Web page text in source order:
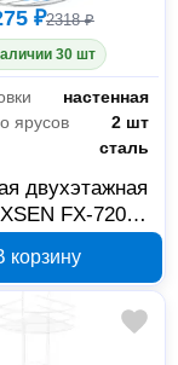
231
4
4
4
₽2318 ₽
30 шт
настенная
ярусов
2 шт
сталь
двухэтажная
FX-720-2,
корзину